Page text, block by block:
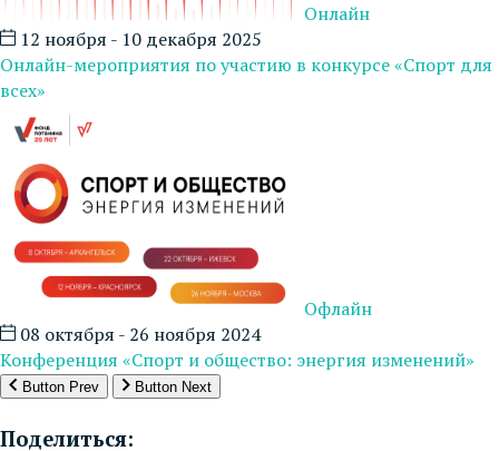
Онлайн
12 ноября - 10 декабря 2025
Онлайн-мероприятия по участию в конкурсе «Спорт для
всех»
Офлайн
08 октября - 26 ноября 2024
Конференция «Спорт и общество: энергия изменений»
Button Prev Button Next
Поделиться: